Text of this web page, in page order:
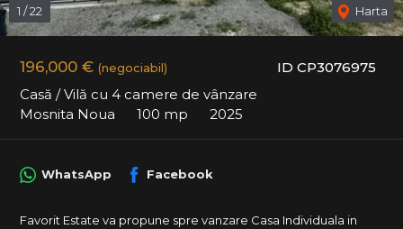
ID CP3076975
196,000 € (negociabil)
Casă / Vilă cu 4 camere de vânzare
Mosnita Noua
100 mp 2025
1 /22 Harta
WhatsApp Facebook
Favorit Estate va propune spre vanzare Casa Individuala in